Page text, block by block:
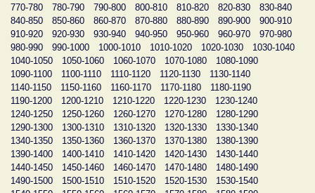
770-780
780-790 790-800 800-810 810-820 820-830
830-840
840-850
850-860 860-870 870-880 880-890 890-900
900-910
910-920
920-930 930-940 940-950 950-960 960-970
970-980
980-990
990-1000 1000-1010 1010-1020 1020-1030
1030-1040
1040-1050
1050-1060 1060-1070 1070-1080
1080-1090
1090-1100
1100-1110 1110-1120 1120-1130
1130-1140
1140-1150
1150-1160 1160-1170 1170-1180
1180-1190
1190-1200
1200-1210 1210-1220 1220-1230
1230-1240
1240-1250
1250-1260 1260-1270 1270-1280
1280-1290
1290-1300
1300-1310 1310-1320 1320-1330
1330-1340
1340-1350
1350-1360 1360-1370 1370-1380
1380-1390
1390-1400
1400-1410 1410-1420 1420-1430
1430-1440
1440-1450
1450-1460 1460-1470 1470-1480
1480-1490
1490-1500
1500-1510 1510-1520 1520-1530
1530-1540